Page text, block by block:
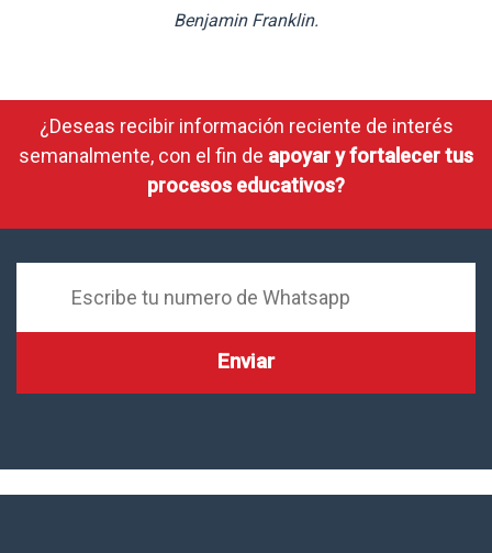
Benjamin Franklin.
¿Deseas recibir información reciente de interés
semanalmente, con el fin de apoyar y fortalecer tus
procesos educativos?